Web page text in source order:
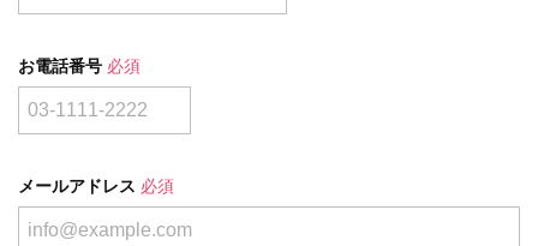
お電話番号 必須
メールアドレス 必須